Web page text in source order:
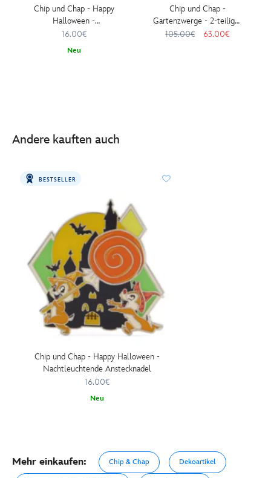
Chip und Chap - Happy
Halloween -
Nachtleuchtende
16.00€
Neu
Chip und Chap -
Gartenzwerge - 2-teiliges
Set
105.00€ 63.00€
Andere kauften auch
BESTSELLER
Chip und Chap - Happy Halloween -
Nachtleuchtende Anstecknadel
16.00€
Neu
Mehr einkaufen: Chip & Chap Dekoartikel